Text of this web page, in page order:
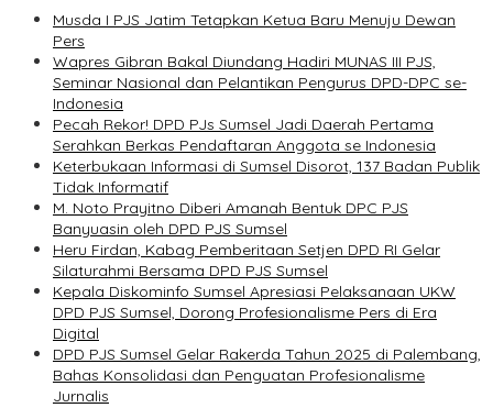
Musda I PJS Jatim Tetapkan Ketua Baru Menuju Dewan
Pers
Wapres Gibran Bakal Diundang Hadiri MUNAS III PJS,
Seminar Nasional dan Pelantikan Pengurus DPD-DPC se-
Indonesia
Pecah Rekor! DPD PJs Sumsel Jadi Daerah Pertama
Serahkan Berkas Pendaftaran Anggota se Indonesia
Keterbukaan Informasi di Sumsel Disorot, 137 Badan Publik
Tidak Informatif
M. Noto Prayitno Diberi Amanah Bentuk DPC PJS
Banyuasin oleh DPD PJS Sumsel
Heru Firdan, Kabag Pemberitaan Setjen DPD RI Gelar
Silaturahmi Bersama DPD PJS Sumsel
Kepala Diskominfo Sumsel Apresiasi Pelaksanaan UKW
DPD PJS Sumsel, Dorong Profesionalisme Pers di Era
Digital
DPD PJS Sumsel Gelar Rakerda Tahun 2025 di Palembang,
Bahas Konsolidasi dan Penguatan Profesionalisme
Jurnalis